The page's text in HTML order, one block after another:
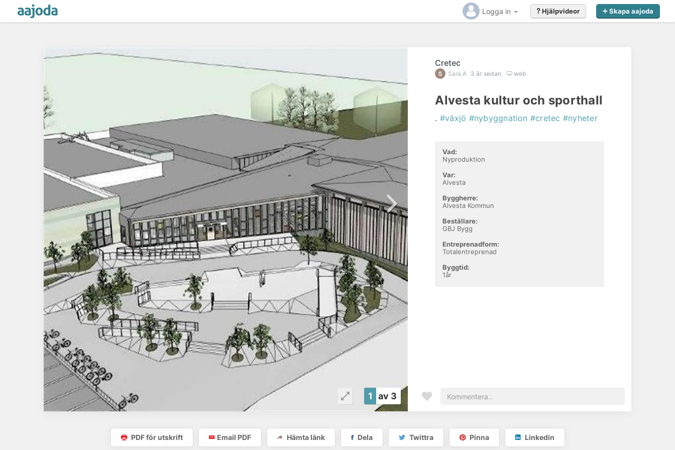
Logga in Skapa aajoda
Hjälpvideor
1 av 3
Cretec
Sara A 3 år sedan web
Alvesta kultur och sporthall
. #växjö #nybyggnation #cretec #nyheter
Vad:
Nyproduktion
Var:
Alvesta
Byggherre:
Alvesta Kommun
Beställare:
GBJ Bygg
Entreprenadform:
Totalentreprenad
Byggtid:
1år
PDF för utskrift Email PDF Hämta länk Dela Twittra Pinna Linkedin